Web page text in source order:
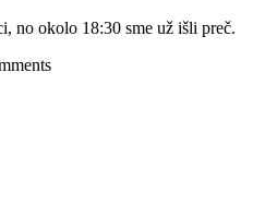
no okolo 18:30 sme už išli preč.